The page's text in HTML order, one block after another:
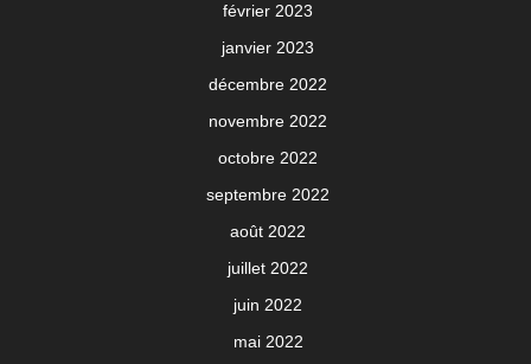
février 2023
janvier 2023
décembre 2022
novembre 2022
octobre 2022
septembre 2022
août 2022
juillet 2022
juin 2022
mai 2022